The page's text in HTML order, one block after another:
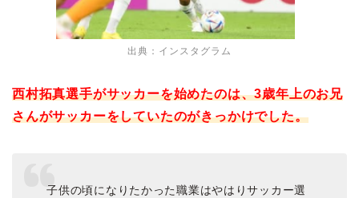
出典：インスタグラム
西村拓真選手がサッカーを始めたのは、3歳年上のお兄
さんがサッカーをしていたのがきっかけでした。
子供の頃になりたかった職業はやはりサッカー選